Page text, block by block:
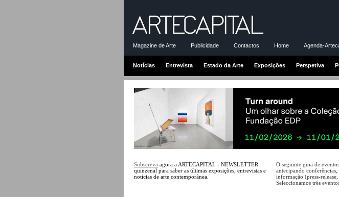
Magazine de Arte Publicidade Contactos Home Agenda-
Notícias Entrevista Estado da Arte Exposições Perspetiva
Subscreva agora a ARTECAPITAL - NEWSLETTER
quinzenal para saber as últimas exposições, entrevistas e
notícias de arte contemporânea.
O seguinte guia de
antecipando
informação (press-
Seleccionamos três